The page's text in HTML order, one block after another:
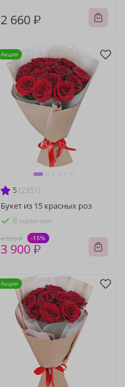
2 660 ₽
5 (2351)
Букет из 15 красных роз
В наличии
4 590 ₽ -15%
3 900 ₽
Акция
Акция